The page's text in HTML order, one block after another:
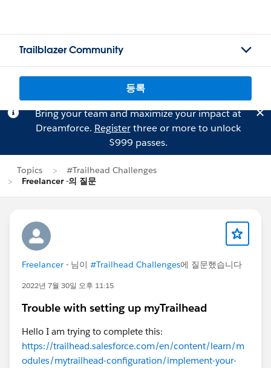
Trailblazer Community
등록
Bring your team and maximize your impact at
Dreamforce. Registerthree or more to unlock
$999 passes.
Topics
#Trailhead Challenges
Freelancer -의 질문
Freelancer - 님이 #Trailhead Challenges에 질문했습니다
2022년 7월 30일 오후 11:15
Trouble with setting up myTrailhead
Hello I am trying to complete this:
https://trailhead.salesforce.com/en/content/learn/m
odules/mytrailhead-configuration/implement-your-